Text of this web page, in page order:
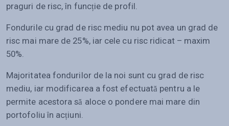
praguri de risc, în funcție de profil.
Fondurile cu grad de risc mediu nu pot avea un grad de
risc mai mare de 25%, iar cele cu risc ridicat – maxim
50%.
Majoritatea fondurilor de la noi sunt cu grad de risc
mediu, iar modificarea a fost efectuată pentru a le
permite acestora să aloce o pondere mai mare din
portofoliu în acțiuni.